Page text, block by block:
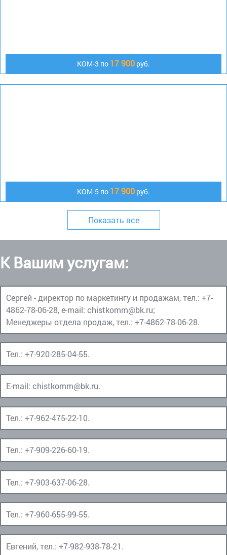
КОМ-3 по 17 900 руб.
КОМ-5 по 17 900 руб.
Показать все
К Вашим услугам:
Сергей - директор по маркетингу и продажам, тел.: +7-
4862-78-06-28, e-mail: chistkomm@bk.ru;
Менеджеры отдела продаж, тел.: +7-4862-78-06-28.
Тел.: +7-920-285-04-55.
E-mail: chistkomm@bk.ru.
Тел.: +7-962-475-22-10.
Тел.: +7-909-226-60-19.
Тел.: +7-903-637-06-28.
Тел.: +7-960-655-99-55.
Евгений, тел.: +7-982-938-78-21.